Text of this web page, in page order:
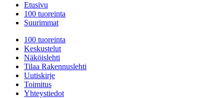
Etusivu
100 tuoreinta
Suurimmat
100 tuoreinta
Keskustelut
Näköislehti
Tilaa Rakennuslehti
Uutiskirje
Toimitus
Yhteystiedot